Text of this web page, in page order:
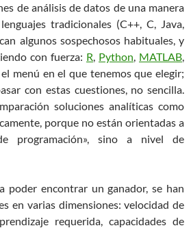
de análisis de datos de una manera
tradicionales (C++, C, Java,
algunos sospechosos habituales, y
con fuerza: R, Python, MATLAB,
el menú en el que tenemos que elegir;
con estas cuestiones, no sencilla.
soluciones analíticas como
porque no están orientadas a
programación», sino a nivel de
poder encontrar un ganador, se han
en varias dimensiones: velocidad de
requerida, capacidades de